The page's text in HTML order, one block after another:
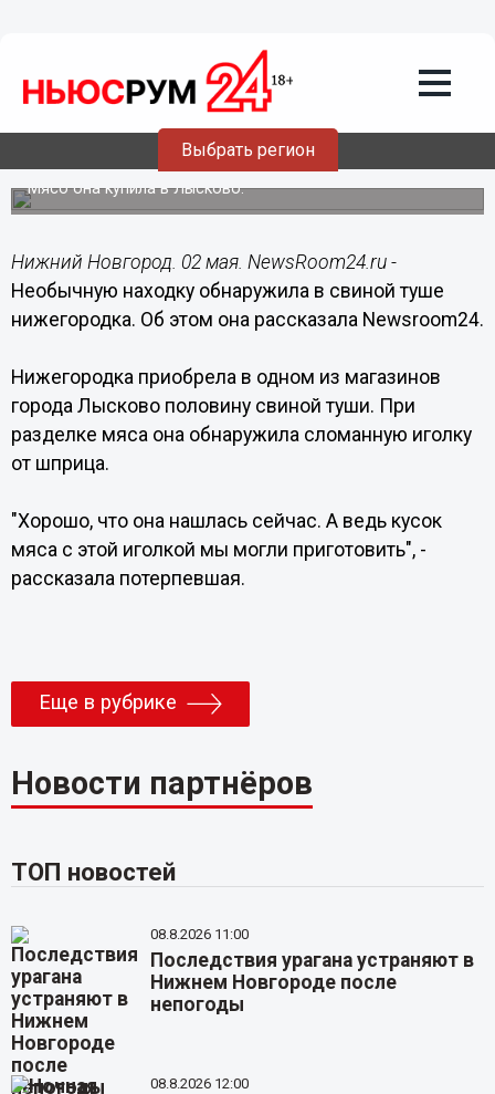
Выбрать регион
02.05.201909:01
Необычную находку обнаружила в
свиной туше нижегородка
Мясо она купила в Лысково.
Нижний Новгород. 02 мая. NewsRoom24.ru -
Необычную находку обнаружила в свиной туше
нижегородка. Об этом она рассказала Newsroom24.
Нижегородка приобрела в одном из магазинов
города Лысково половину свиной туши. При
разделке мяса она обнаружила сломанную иголку
от шприца.
"Хорошо, что она нашлась сейчас. А ведь кусок
мяса с этой иголкой мы могли приготовить", -
рассказала потерпевшая.
Еще в рубрике
Новости партнёров
ТОП новостей
08.8.2026 11:00
Последствия урагана устраняют в
Нижнем Новгороде после
непогоды
08.8.2026 12:00